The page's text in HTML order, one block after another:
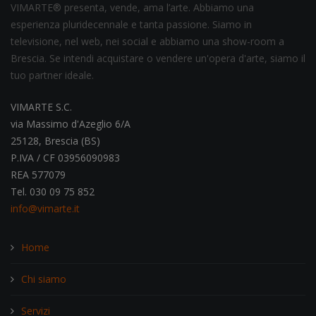
VIMARTE® presenta, vende, ama l’arte. Abbiamo una
esperienza pluridecennale e tanta passione. Siamo in
televisione, nel web, nei social e abbiamo una show-room a
Brescia. Se intendi acquistare o vendere un'opera d'arte, siamo il
tuo partner ideale.
VIMARTE S.C.
via Massimo d'Azeglio 6/A
25128, Brescia (BS)
P.IVA / CF 03956090983
REA 577079
Tel. 030 09 75 852
info@vimarte.it
Home
Chi siamo
Servizi